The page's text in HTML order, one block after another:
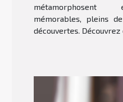
mémorables, pleins
découvertes. Découvrez